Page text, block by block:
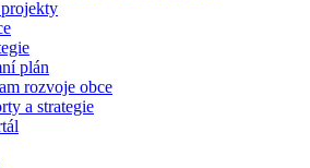
plán
rozvoje obce
a strategie